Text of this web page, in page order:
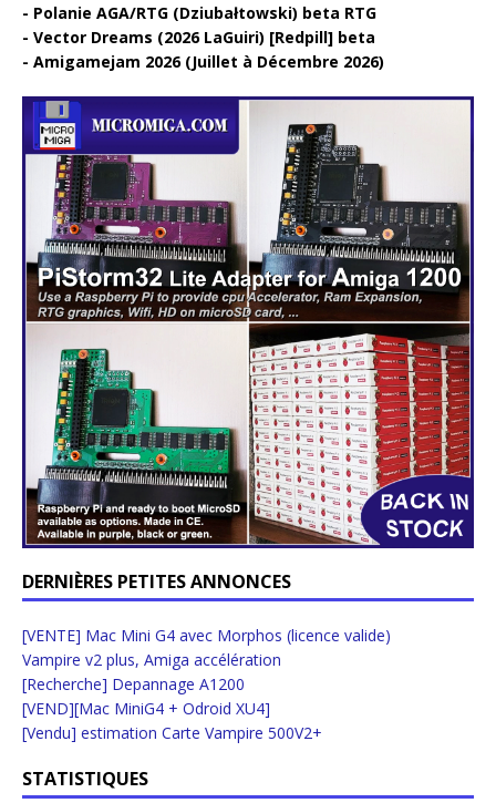
Polanie AGA/RTG (Dziubałtowski) beta RTG
Vector Dreams (2026 LaGuiri) [Redpill] beta
Amigamejam 2026 (Juillet à Décembre 2026)
DERNIÈRES PETITES ANNONCES
[VENTE] Mac Mini G4 avec Morphos (licence valide)
Vampire v2 plus, Amiga accélération
[Recherche] Depannage A1200
[VEND][Mac MiniG4 + Odroid XU4]
[Vendu] estimation Carte Vampire 500V2+
STATISTIQUES